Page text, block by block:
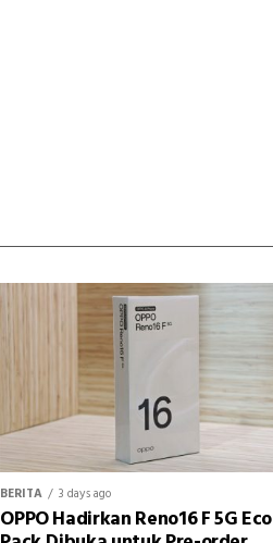
BERITA 3 days ago
OPPO Hadirkan Reno16 F 5G Eco